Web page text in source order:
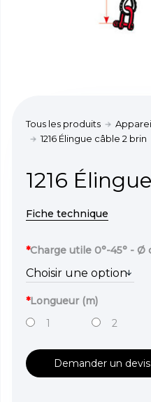
Tous les produits
1216 Élingue câble 2 brin
1216
Fiche technique
*Charge utile 0°-45° - Ø
*Longueur (m)
1
2
Demander un devis